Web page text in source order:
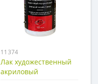
11374
Лак художественный
акриловый